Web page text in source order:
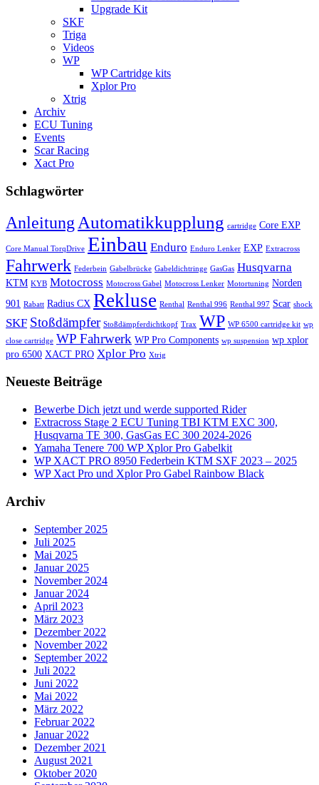
Upgrade Kit
SKF
Triga
Videos
WP
WP Cartridge kits
Xplor Pro
Xtrig
Archiv
ECU Tuning
Events
Scar Racing
Xact Pro
Schlagwörter
Anleitung Automatikkupplung cartridge Core EXP
Core Manual TorqDrive Einbau Enduro Enduro Lenker EXP Extracross
Fahrwerk Federbein Gabelbrücke Gabeldichtringe GasGas Husqvarna
KTM KYB Motocross Motocross Gabel Motocross Lenker Motortuning Norden
901
Rabatt Radius CX Rekluse Renthal Renthal 996 Renthal 997 Scar shock
SKF Stoßdämpfer Stoßdämpferdichtkopf Trax WP WP 6500 cartridge kit wp
close cartridge WP Fahrwerk WP Pro Components wp suspension wp xplor
pro 6500 XACT PRO Xplor Pro Xtrig
Neueste Beiträge
Bewerbe Dich jetzt und werde supported Rider
Extracross Stage 2 ECU Tuning TBI KTM EXC 300,
Husqvarna TE 300, GasGas EC 300 2024-2026
Yamaha Tenere 700 WP Xplor Pro Gabelkit
WP XACT PRO 8950 Federbein KTM SXF 2023 – 2025
WP Xact Pro und Xplor Pro Gabel Rainbow Black
Archiv
September 2025
Juli 2025
Mai 2025
Januar 2025
November 2024
Januar 2024
April 2023
März 2023
Dezember 2022
November 2022
September 2022
Juli 2022
Juni 2022
Mai 2022
März 2022
Februar 2022
Januar 2022
Dezember 2021
August 2021
Oktober 2020